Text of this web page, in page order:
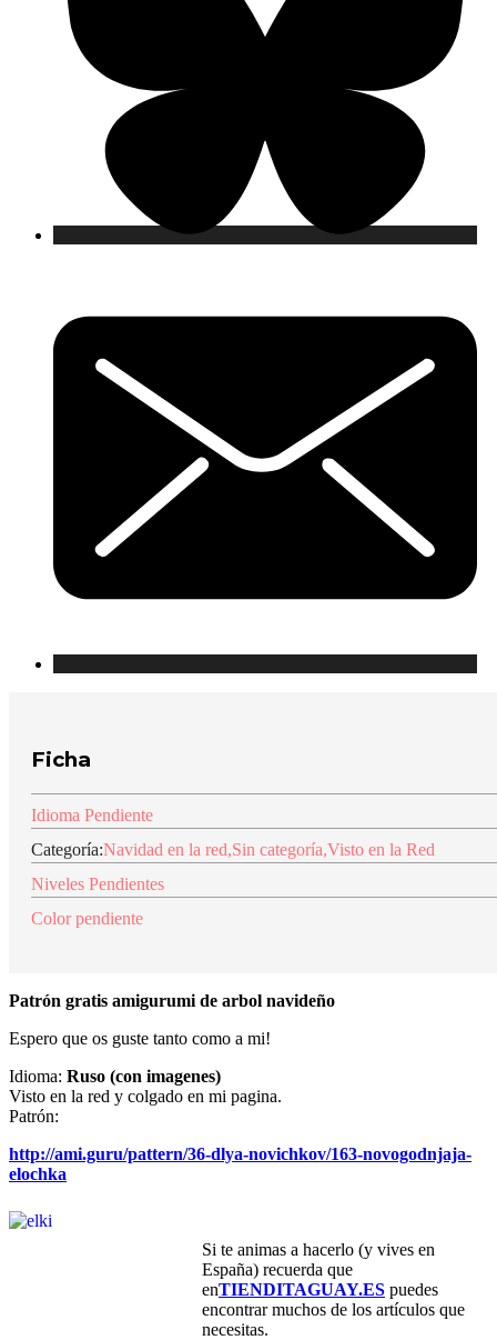
Ficha
Idioma Pendiente
Categoría:Navidad en la red,Sin categoría,Visto en la Red
Niveles Pendientes
Color pendiente
Patrón gratis amigurumi de arbol navideño
Espero que os guste tanto como a mi!
Idioma: Ruso (con imagenes)
Visto en la red y colgado en mi pagina.
Patrón:
http://ami.guru/pattern/36-dlya-novichkov/163-novogodnjaja-
elochka
Si te animas a hacerlo (y vives en
España) recuerda que
enTIENDITAGUAY.ES puedes
encontrar muchos de los artículos que
necesitas.